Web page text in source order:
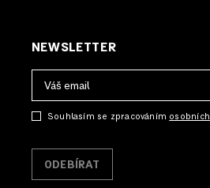
NEWSLETTER
ODEBÍRAT
Souhlasím se zpracováním